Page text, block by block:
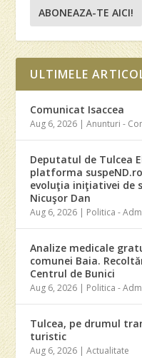
ABONEAZA-TE AICI!
ULTIMELE
Comunicat Isaccea
Aug 6, 2026 |Anunturi -
Deputatul de Tulcea
platforma
evoluţia iniţiativei de
Nicuşor Dan
Aug 6, 2026 | Politica -
Analize medicale
comunei Baia.
Centrul de Bunici
Aug 6, 2026 | Politica -
Tulcea, pe drumul
turistic
Aug 6, 2026 |Actualitate